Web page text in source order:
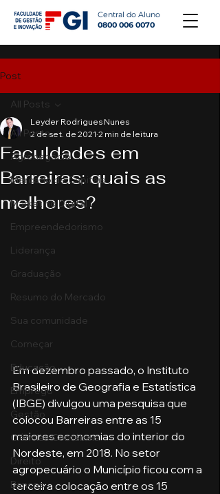
Central do Aluno
0800 006 0070
Post
All Posts
Agronegócio
Mercado de Capitais
Marketing Digital
Empreendedorismo
Liderança
Graduação
Resumo do Mercado
Sua comunidade
Começar
Educação
Emprego
Gestão
Ciências Contábeis
Direito
Bancos
All Posts
Faculdades em
Barreiras: quais as
melhores?
Leyder Rodrigues Nunes
2 de set. de 2021 2 min de leitura
Em dezembro passado, o Instituto
Brasileiro de Geografia e Estatística
(IBGE) divulgou uma pesquisa que
colocou Barreiras entre as 15
maiores economias do interior do
Nordeste, em 2018. No setor
agropecuário o Município ficou com a
terceira colocação entre os 15